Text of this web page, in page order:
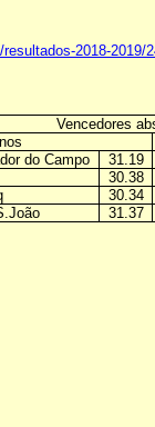
2018-
Vencedores
do Campo
31.19
30.38
30.34
31.37